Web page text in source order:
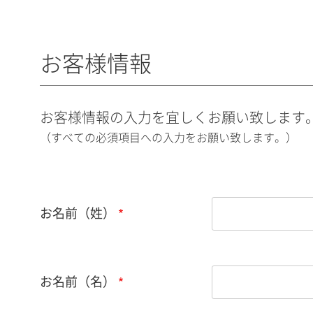
お客様情報
お客様情報の入力を宜しくお願い致します
（すべての必須項目への入力をお願い致します。）
お名前（姓）
お名前（名）